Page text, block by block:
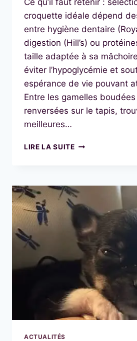
Ce qu’il faut retenir :
croquette idéale dépend
entre hygiène dentaire
digestion (Hill’s) ou
taille adaptée à sa
éviter l’hypoglycémie et
espérance de vie pouvant
Entre les gamelles
renversées sur le tapis,
meilleures…
LIRE LA SUITELES
CHIHUAHUA
ACTUALITÉS